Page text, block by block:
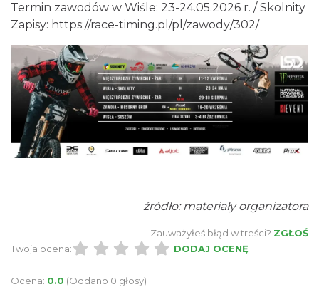
Wisła
2026-08-19
0.16 km
Pokazy tradycji - pokaz pszczelarski w
2026-08-26
Termin zawodów w Wiśle: 23-24.05.2026 r. / Skolnity
Zapisy: https://race-timing.pl/pl/zawody/302/
źródło: materiały organizatora
Zauważyłeś błąd w treści? ZGŁOŚ
Twoja ocena:
DODAJ OCENĘ
Ocena: 0.0 (Oddano 0 głosy)